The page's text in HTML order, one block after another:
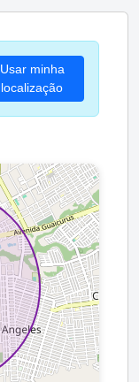
Usar minha
localização